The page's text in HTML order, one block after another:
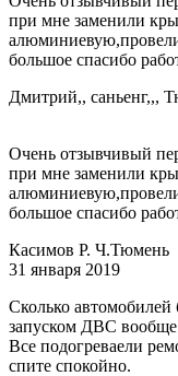
при мне заменили
большое спасибо
Дмитрий,, саньенг,,,
Очень отзывчивый
при мне заменили
большое спасибо
Касимов Р. Ч.Тюмень
31 января 2019
Сколько автомобилей
запуском ДВС
Все подогреваели
спите спокойно.